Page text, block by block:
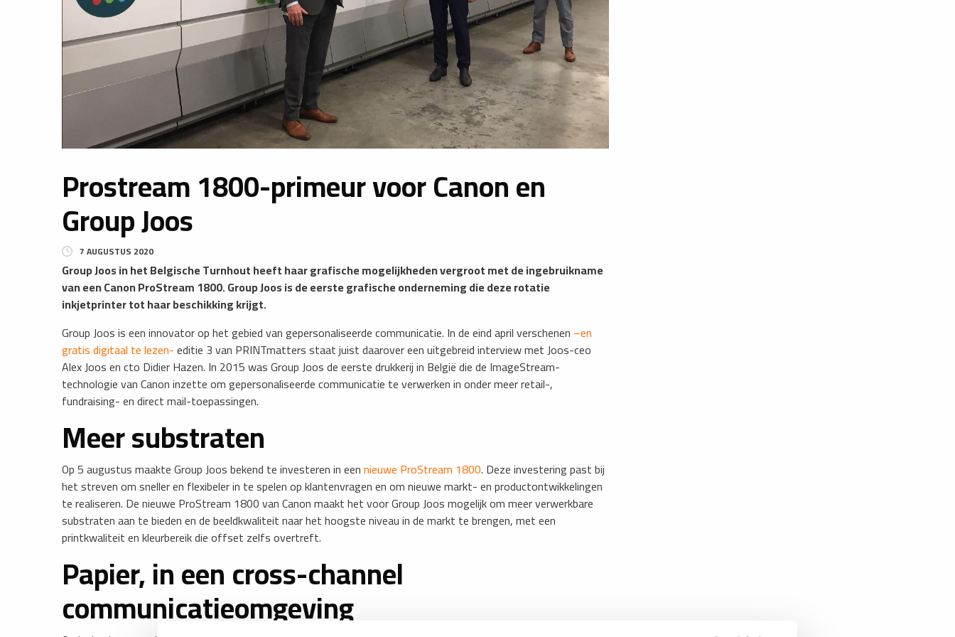
Prostream 1800-primeur voor Canon en
Group Joos
7 AUGUSTUS 2020
Group Joos in het Belgische Turnhout heeft haar grafische mogelijkheden vergroot met de ingebruikname
van een Canon ProStream 1800. Group Joos is de eerste grafische onderneming die deze rotatie
inkjetprinter tot haar beschikking krijgt.
Group Joos is een innovator op het gebied van gepersonaliseerde communicatie. In de eind april verschenen –en
gratis digitaal te lezen-editie 3 van PRINTmatters staat juist daarover een uitgebreid interview met Joos-ceo
Alex Joos en cto Didier Hazen. In 2015 was Group Joos de eerste drukkerij in België die de ImageStream-
technologie van Canon inzette om gepersonaliseerde communicatie te verwerken in onder meer retail-,
fundraising- en direct mail-toepassingen.
Meer substraten
Op 5 augustus maakte Group Joos bekend te investeren in eennieuwe ProStream 1800. Deze investering past bij
het streven om sneller en flexibeler in te spelen op klantenvragen en om nieuwe markt- en productontwikkelingen
te realiseren. De nieuwe ProStream 1800 van Canon maakt het voor Group Joos mogelijk om meer verwerkbare
substraten aan te bieden en de beeldkwaliteit naar het hoogste niveau in de markt te brengen, met een
printkwaliteit en kleurbereik die offset zelfs overtreft.
Papier, in een cross-channel
communicatieomgeving